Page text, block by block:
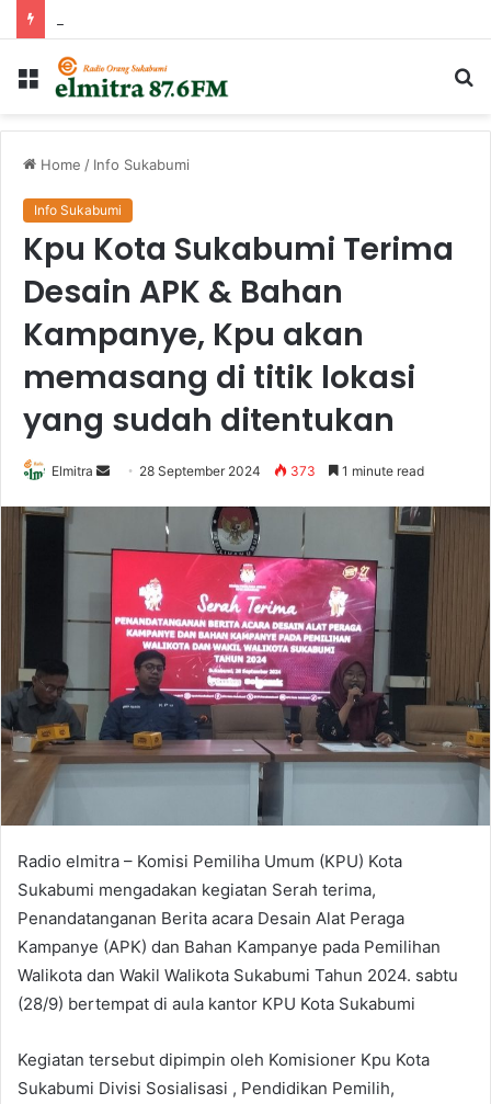
Menu
Home / Info Sukabumi
Info Sukabumi
Kpu Kota Sukabumi Terima
Desain APK & Bahan
Kampanye, Kpu akan
memasang di titik lokasi
yang sudah ditentukan
Elmitra
Send 28 September 2024 373 1 minute read
Radio elmitra – Komisi Pemiliha Umum (KPU) Kota
Sukabumi mengadakan kegiatan Serah terima,
Penandatanganan Berita acara Desain Alat Peraga
Kampanye (APK) dan Bahan Kampanye pada Pemilihan
Walikota dan Wakil Walikota Sukabumi Tahun 2024. sabtu
(28/9) bertempat di aula kantor KPU Kota Sukabumi
Kegiatan tersebut dipimpin oleh Komisioner Kpu Kota
Sukabumi Divisi Sosialisasi , Pendidikan Pemilih,